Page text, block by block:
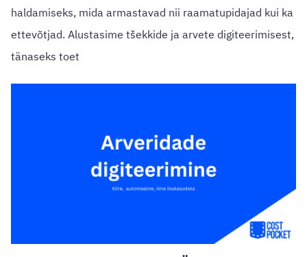
haldamiseks, mida armastavad nii raamatupidajad kui ka
ettevõtjad. Alustasime tšekkide ja arvete digiteerimisest,
tänaseks toet